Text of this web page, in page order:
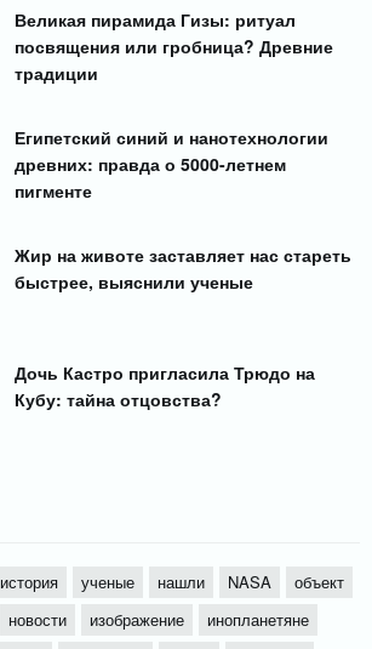
Великая пирамида Гизы: ритуал
посвящения или гробница? Древние
традиции
Египетский синий и нанотехнологии
древних: правда о 5000-летнем
пигменте
Жир на животе заставляет нас стареть
быстрее, выяснили ученые
Дочь Кастро пригласила Трюдо на
Кубу: тайна отцовства?
история ученые нашли NASA
объект
новости изображение
инопланетяне